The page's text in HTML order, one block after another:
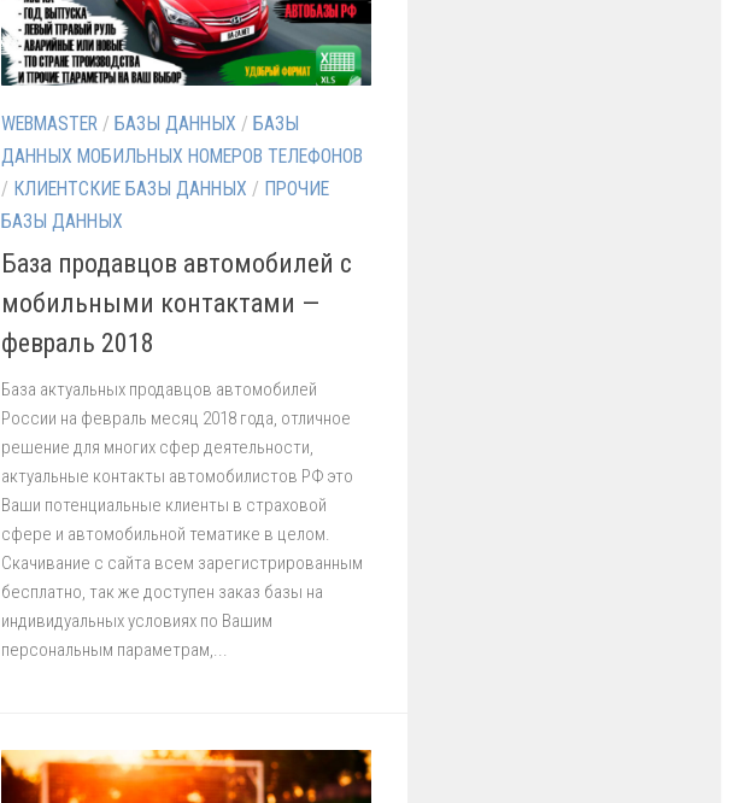
WEBMASTER / БАЗЫ ДАННЫХ / БАЗЫ
ДАННЫХ МОБИЛЬНЫХ НОМЕРОВ ТЕЛЕФОНОВ
/ КЛИЕНТСКИЕ БАЗЫ ДАННЫХ / ПРОЧИЕ
БАЗЫ ДАННЫХ
База продавцов автомобилей с
мобильными контактами —
февраль 2018
База актуальных продавцов автомобилей
России на февраль месяц 2018 года, отличное
решение для многих сфер деятельности,
актуальные контакты автомобилистов РФ это
Ваши потенциальные клиенты в страховой
сфере и автомобильной тематике в целом.
Скачивание с сайта всем зарегистрированным
бесплатно, так же доступен заказ базы на
индивидуальных условиях по Вашим
персональным параметрам,...